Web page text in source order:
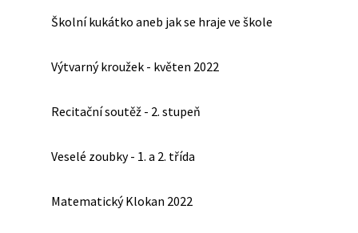
Školní kukátko aneb jak se hraje ve škole
Výtvarný kroužek - květen 2022
Recitační soutěž - 2. stupeň
Veselé zoubky - 1. a 2. třída
Matematický Klokan 2022